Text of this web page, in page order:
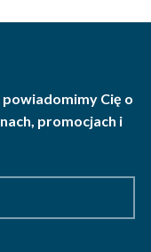
powiadomimy Cię o
promocjach i